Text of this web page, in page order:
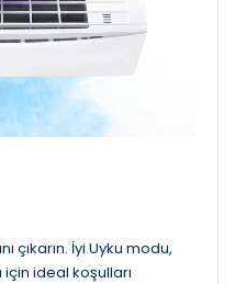
çıkarın. İyi Uyku modu,
ideal koşulları